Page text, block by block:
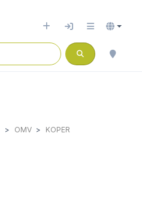
OMV
KOPER